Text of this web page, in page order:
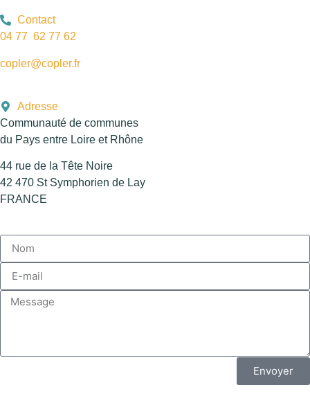
Contact
04 77 62 77 62
copler@copler.fr
Adresse
Communauté de communes
du Pays entre Loire et Rhône
44 rue de la Tête Noire
42 470 St Symphorien de Lay
FRANCE
Envoyer